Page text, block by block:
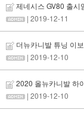
제네시스 GV80 출시임박
| 2019-12-11
더뉴카니발 튜닝 이
| 2019-12-10
2020 올뉴카니발 하
| 2019-12-10